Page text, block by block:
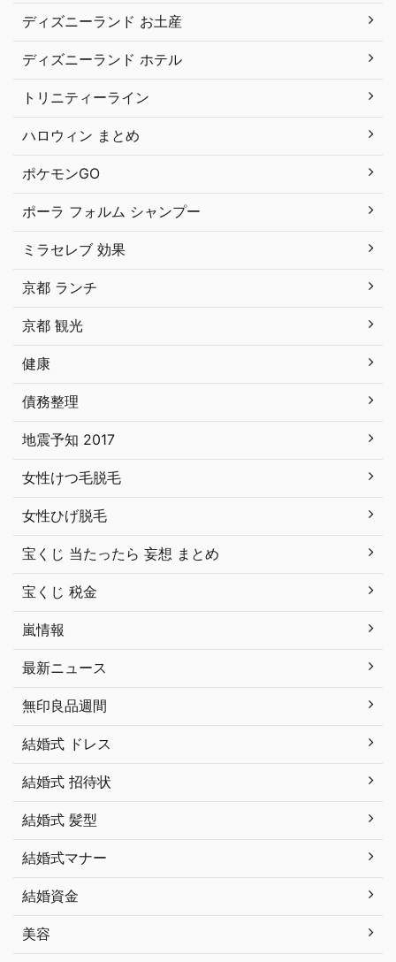
ディズニーランド お土産
ディズニーランド ホテル
トリニティーライン
ハロウィン まとめ
ポケモンGO
ポーラ フォルム シャンプー
ミラセレブ 効果
京都 ランチ
京都 観光
健康
債務整理
地震予知 2017
女性けつ毛脱毛
女性ひげ脱毛
宝くじ 当たったら 妄想 まとめ
宝くじ 税金
嵐情報
最新ニュース
無印良品週間
結婚式 ドレス
結婚式 招待状
結婚式 髪型
結婚式マナー
結婚資金
美容